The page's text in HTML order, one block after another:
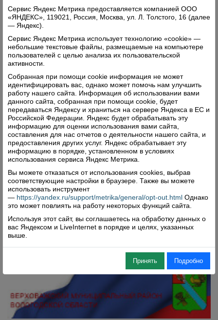
Сервис Яндекс Метрика предоставляется компанией ООО
«ЯНДЕКС», 119021, Россия, Москва, ул. Л. Толстого, 16 (далее
— Яндекс).
Сервис Яндекс Метрика использует технологию «cookie» —
небольшие текстовые файлы, размещаемые на компьютере
пользователей с целью анализа их пользовательской
активности.
Собранная при помощи cookie информация не может
идентифицировать вас, однако может помочь нам улучшить
работу нашего сайта. Информация об использовании вами
данного сайта, собранная при помощи cookie, будет
передаваться Яндексу и храниться на сервере Яндекса в ЕС и
Российской Федерации. Яндекс будет обрабатывать эту
информацию для оценки использования вами сайта,
составления для нас отчетов о деятельности нашего сайта, и
предоставления других услуг. Яндекс обрабатывает эту
информацию в порядке, установленном в условиях
использования сервиса Яндекс Метрика.
Вы можете отказаться от использования cookies, выбрав
соответствующие настройки в браузере. Также вы можете
использовать инструмент
— https://yandex.ru/support/metrika/general/opt-out.html Однако
это может повлиять на работу некоторых функций сайта.
Используя этот сайт, вы соглашаетесь на обработку данных о
вас Яндексом и LiveInternet в порядке и целях, указанных
выше.
Принять Подробно